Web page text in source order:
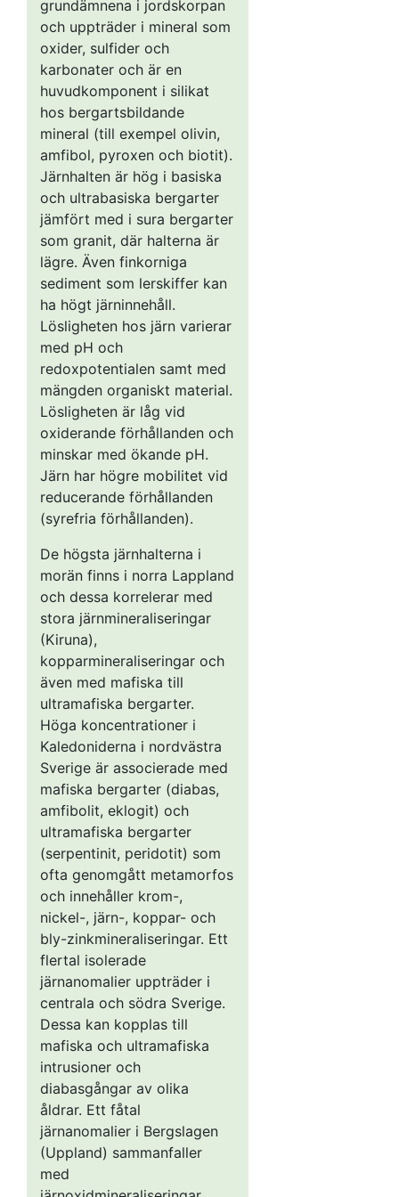
< 0,1
63,1 11,7
0,1–0,2
54,6
0,2–0,5
49,0
0,5–1
45,7
≥ 1
44,6 12,9
Alla
51,7 13,5
grundämnena i jordskorpan
och uppträder i mineral som
oxider, sulfider och
karbonater och är en
huvudkomponent i silikat
hos bergartsbildande
mineral (till exempel olivin,
amfibol, pyroxen och biotit).
Järnhalten är hög i basiska
och ultrabasiska bergarter
jämfört med i sura bergarter
som granit, där halterna är
lägre. Även finkorniga
sediment som lerskiffer kan
ha högt järninnehåll.
Lösligheten hos järn varierar
med pH och
redoxpotentialen samt med
mängden organiskt material.
Lösligheten är låg vid
oxiderande förhållanden och
minskar med ökande pH.
Järn har högre mobilitet vid
reducerande förhållanden
(syrefria förhållanden).
De högsta järnhalterna i
morän finns i norra Lappland
och dessa korrelerar med
stora järnmineraliseringar
(Kiruna),
kopparmineraliseringar och
även med mafiska till
ultramafiska bergarter.
Höga koncentrationer i
Kaledoniderna i nordvästra
Sverige är associerade med
mafiska bergarter (diabas,
amfibolit, eklogit) och
ultramafiska bergarter
(serpentinit, peridotit) som
ofta genomgått metamorfos
och innehåller krom-,
nickel-, järn-, koppar- och
bly-zinkmineraliseringar. Ett
flertal isolerade
järnanomalier uppträder i
centrala och södra Sverige.
Dessa kan kopplas till
mafiska och ultramafiska
intrusioner och
diabasgångar av olika
åldrar. Ett fåtal
järnanomalier i Bergslagen
(Uppland) sammanfaller
med